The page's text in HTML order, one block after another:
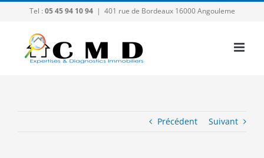
contenu
Tel : 05 45 94 10 94 | 401 rue de Bordeaux 16000 Angouleme
Précédent Suivant